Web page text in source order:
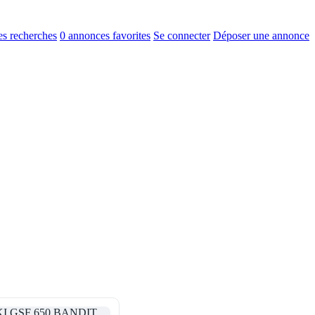
recherches 0 annonces favorites Se connecter Déposer une annonce